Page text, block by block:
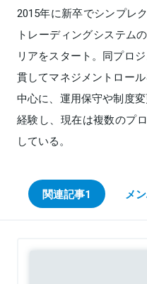
2015年に新卒でシンプレ
トレーディングシステム
リアをスタート。同プロ
貫してマネジメントロー
中心に、運用保守や制度
経験し、現在は複数のプ
している。
関連記事1 メ